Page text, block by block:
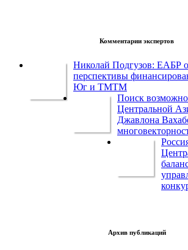
Комментарии экспертов
Николай Подгузов: ЕАБР
перспективы
Юг и ТМТМ
Поиск
Центральной
Джавлона
Архив публикаций